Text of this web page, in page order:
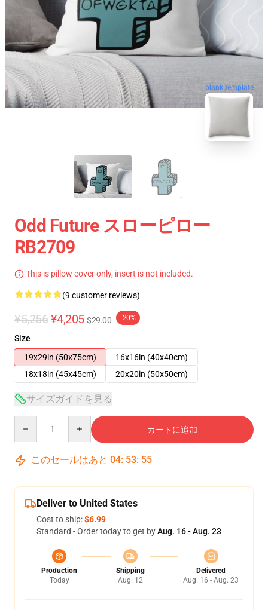
blank template
Odd Future スローピロー
RB2709
This is pillow cover only, insert is not included.
(9 customer reviews)
¥5,256 ¥4,205 $29.00 -20%
Size
19x29in (50x75cm)
16x16in (40x40cm)
18x18in (45x45cm)
20x20in (50x50cm)
サイズガイドを見る
カートに追加
このセールはあと 04: 53: 54
Deliver to United States
Cost to ship:$6.99
Standard - Order today to get byAug. 16 - Aug. 23
Production
Today
Shipping
Aug. 12
Delivered
Aug. 16 - Aug. 23